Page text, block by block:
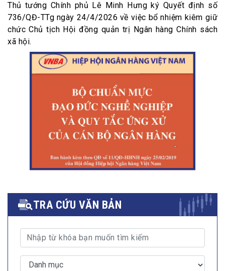
Thủ tướng Chính phủ Lê Minh Hưng ký Quyết định số
736/QĐ-TTg ngày 24/4/2026 về việc bổ nhiệm kiêm giữ
chức Chủ tịch Hội đồng quản trị Ngân hàng Chính sách
xã hội.
TRA CỨU VĂN BẢN